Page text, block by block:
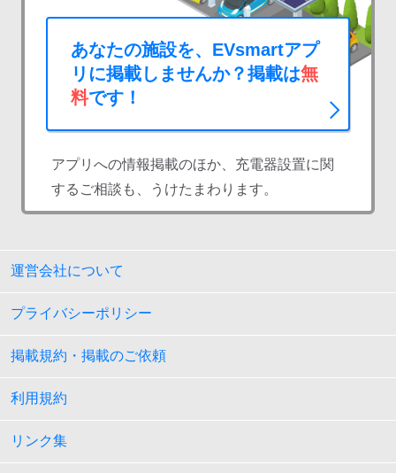
あなたの施設を、EVsmartアプ
リに掲載しませんか？掲載は無
料です！
アプリへの情報掲載のほか、充電器設置に関
するご相談も、うけたまわります。
運営会社について
プライバシーポリシー
掲載規約・掲載のご依頼
利用規約
リンク集